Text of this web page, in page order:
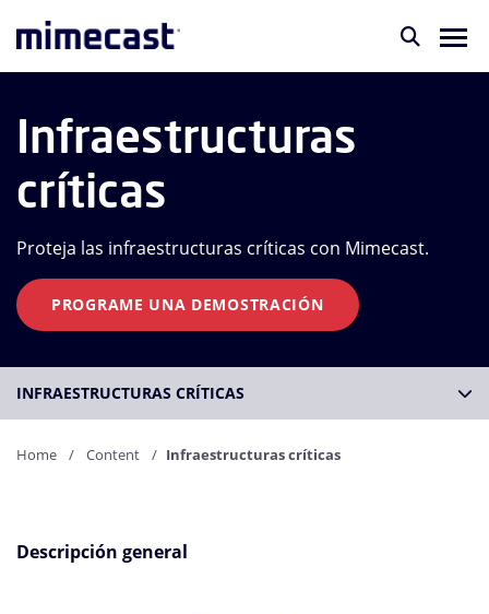
Infraestructuras
críticas
Proteja las infraestructuras críticas con Mimecast.
PROGRAME UNA DEMOSTRACIÓN
INFRAESTRUCTURAS CRÍTICAS
Home Content Infraestructuras críticas
Descripción general